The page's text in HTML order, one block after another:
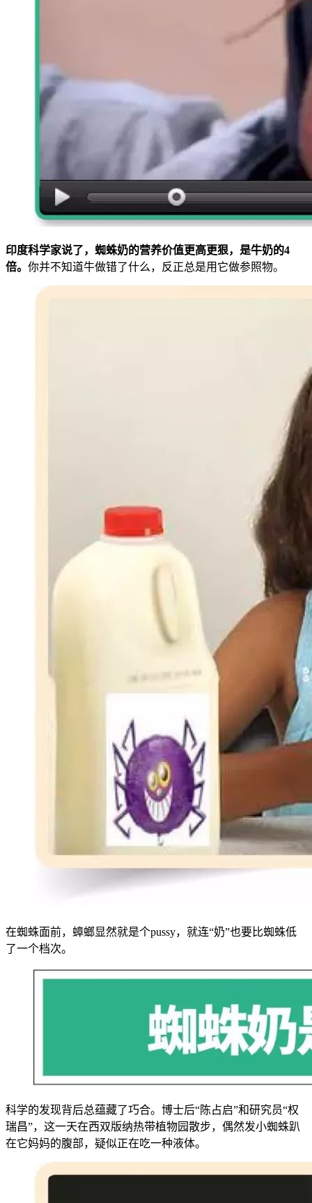
印度科学家说了，蜘蛛奶的营养价值更高更狠，是牛奶的4
倍。 你并不知道牛做错了什么，反正总是用它做参照物。
在蜘蛛面前，蟑螂显然就是个pussy，就连“奶”也要比蜘蛛低
了一个档次。
科学的发现背后总蕴藏了巧合。博士后“陈占启”和研究员“权
瑞昌”，这一天在西双版纳热带植物园散步，偶然发小蜘蛛趴
在它妈妈的腹部，疑似正在吃一种液体。